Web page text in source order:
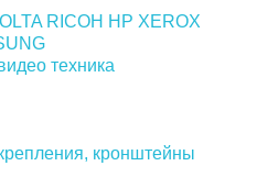
RICOH HP XEROX
техника
кронштейны